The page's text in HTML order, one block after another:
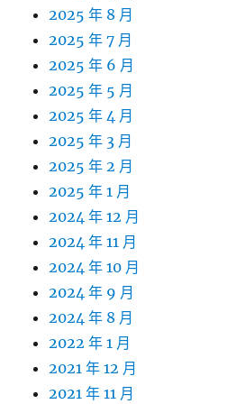
2025 年 8 月
2025 年 7 月
2025 年 6 月
2025 年 5 月
2025 年 4 月
2025 年 3 月
2025 年 2 月
2025 年 1 月
2024 年 12 月
2024 年 11 月
2024 年 10 月
2024 年 9 月
2024 年 8 月
2022 年 1 月
2021 年 12 月
2021 年 11 月